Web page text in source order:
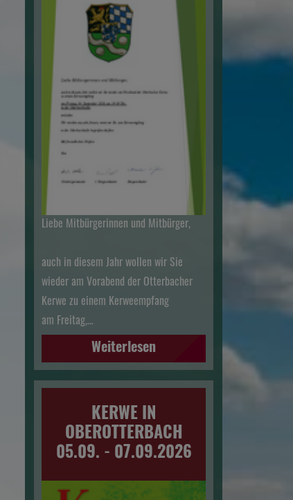
Liebe Mitbürgerinnen und Mitbürger,
auch in diesem Jahr wollen wir Sie
wieder am Vorabend der Otterbacher
Kerwe zu einem Kerweempfang
am Freitag,…
Weiterlesen
KERWE IN
OBEROTTERBACH
05.09. - 07.09.2026